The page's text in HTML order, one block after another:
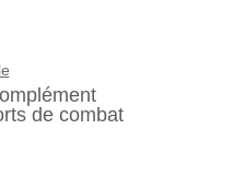
de combat